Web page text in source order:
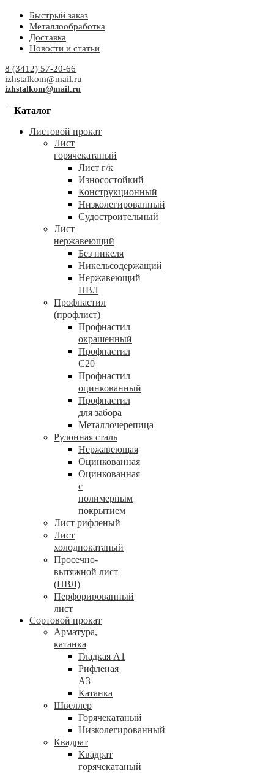
Быстрый заказ
Металлообработка
Доставка
Новости и статьи
8 (3412) 57-20-66
izhstalkom@mail.ru
izhstalkom@mail.ru
Каталог
Листовой прокат
Лист
горячекатаный
Лист г/к
Износостойкий
Конструкционный
Низколегированный
Судостроительный
Лист
нержавеющий
Без никеля
Никельсодержащий
Нержавеющий
ПВЛ
Профнастил
(профлист)
Профнастил
окрашенный
Профнастил
С20
Профнастил
оцинкованный
Профнастил
для забора
Металлочерепица
Рулонная сталь
Нержавеющая
Оцинкованная
Оцинкованная
с
полимерным
покрытием
Лист рифленый
Лист
холоднокатаный
Просечно-
вытяжной лист
(ПВЛ)
Перфорированный
лист
Сортовой прокат
Арматура,
катанка
Гладкая А1
Рифленая
А3
Катанка
Швеллер
Горячекатаный
Низколегированный
Квадрат
Квадрат
горячекатаный